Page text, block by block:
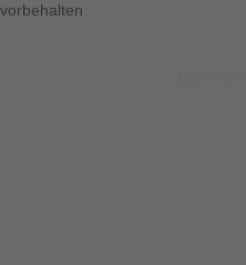
vorbehalten